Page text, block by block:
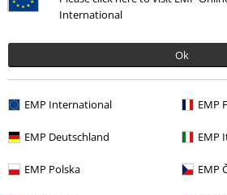
International
Ok
EMP International EMP
EMP Deutschland EMP
EMP Polska EMP
Accessoarer Tygmärken & Knappar
Tygmärken & Knappar
Nytt Accessoarer Tygmärken &
Nytt Tygmärken &
Bandmerch